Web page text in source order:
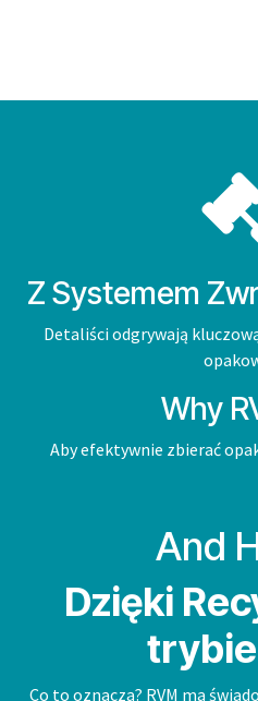
Z Systemem
Detaliści odgrywają
Why
Aby efektywnie zbierać
And
Dzięki
trybie
Co to oznacza? RVM ma